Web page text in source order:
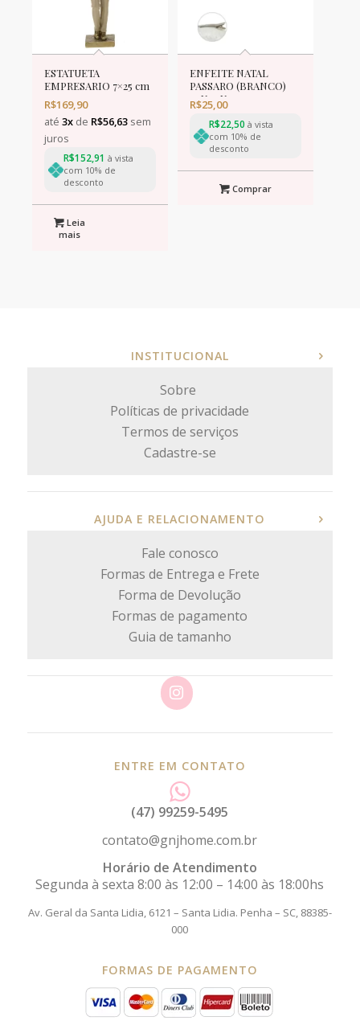
ESTATUETA
EMPRESARIO 7×25 cm
R$169,90
até 3xde R$56,63sem
juros
R$152,91 à vista
com 10% de
desconto
Leia
mais
ENFEITE NATAL
PASSARO (BRANCO)
20X4,5X5cm
R$25,00
R$22,50 à vista
com 10% de
desconto
Comprar
INSTITUCIONAL
Sobre
Políticas de privacidade
Termos de serviços
Cadastre-se
AJUDA E RELACIONAMENTO
Fale conosco
Formas de Entrega e Frete
Forma de Devolução
Formas de pagamento
Guia de tamanho
ENTRE EM CONTATO
(47) 99259-5495
contato@gnjhome.com.br
Horário de Atendimento
Segunda à sexta 8:00 às 12:00 – 14:00 às 18:00hs
Av. Geral da Santa Lidia, 6121 – Santa Lidia. Penha – SC, 88385-
000
FORMAS DE PAGAMENTO